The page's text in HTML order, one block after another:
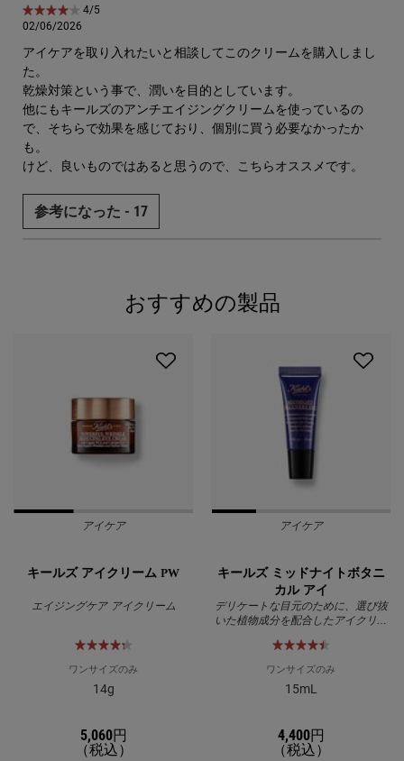
5星中4。
4/5
02/06/2026
アイケアを取り入れたいと相談してこのクリームを購入しまし
た。
乾燥対策という事で、潤いを目的としています。
他にもキールズのアンチエイジングクリームを使っているの
で、そちらで効果を感じており、個別に買う必要なかったか
も。
けど、良いものではあると思うので、こちらオススメです。
参考になった - 17
おすすめの製品
アイケア
キールズ アイクリーム PW
エイジングケア アイクリーム
ワンサイズのみ
14g
5,060円
（税込）
アイケア
キールズ ミッドナイトボタニ
カル アイ
デリケートな目元のために、選び抜
いた植物成分を配合したアイクリー
ム
ワンサイズのみ
15mL
4,400円
（税込）